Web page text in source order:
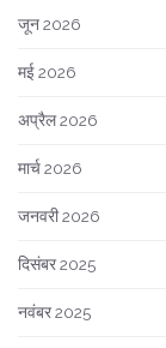
जून 2026
मई 2026
अप्रैल 2026
मार्च 2026
जनवरी 2026
दिसंबर 2025
नवंबर 2025